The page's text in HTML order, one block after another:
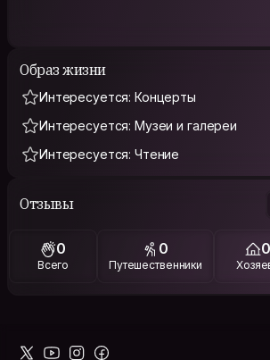
Образ жизни
Интересуется: Концерты
Интересуется: Музеи и галереи
Интересуется: Чтение
Отзывы
0
Всего
0
Путешественники
0